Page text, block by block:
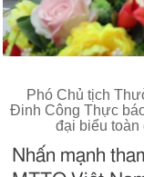
Phó Chủ tịch
Đinh Công Thực
đại biểu toàn
Nhấn mạnh